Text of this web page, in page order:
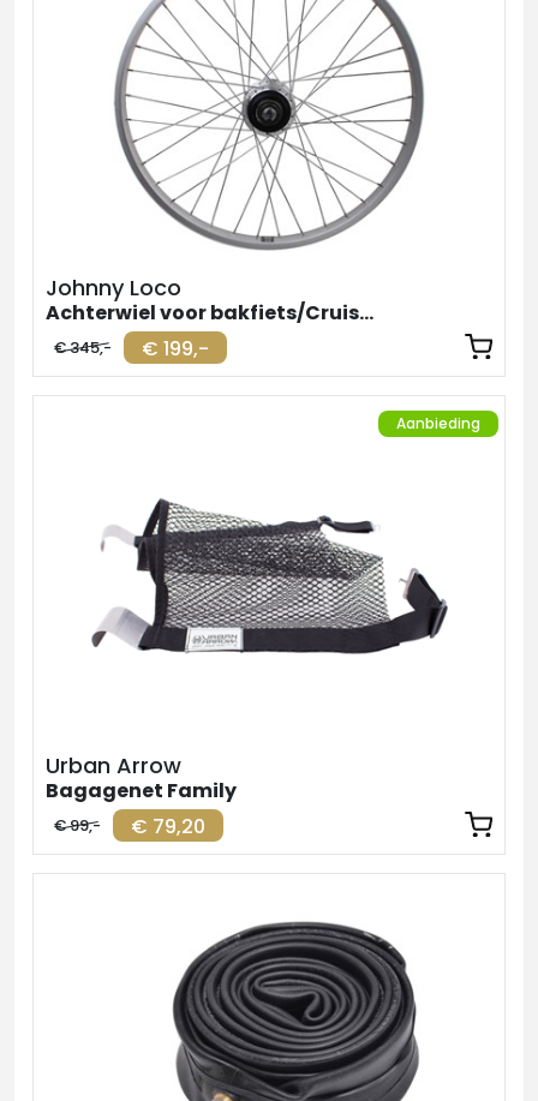
Johnny Loco
Achterwiel voor bakfiets/Cruiser Shimano Nexus 7
€ 199,-
€ 345,-
Aanbieding
Urban Arrow
Bagagenet Family
€ 79,20
€ 99,-